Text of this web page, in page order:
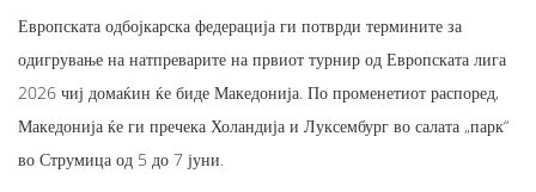
Европската одбојкарска федерација ги потврди термините за
одигрување на натпреварите на првиот турнир од Европската лига
2026 чиј домаќин ќе биде Македонија. По променетиот распоред,
Македонија ќе ги пречека Холандија и Луксембург во салата „парк“
во Струмица од 5 до 7 јуни.